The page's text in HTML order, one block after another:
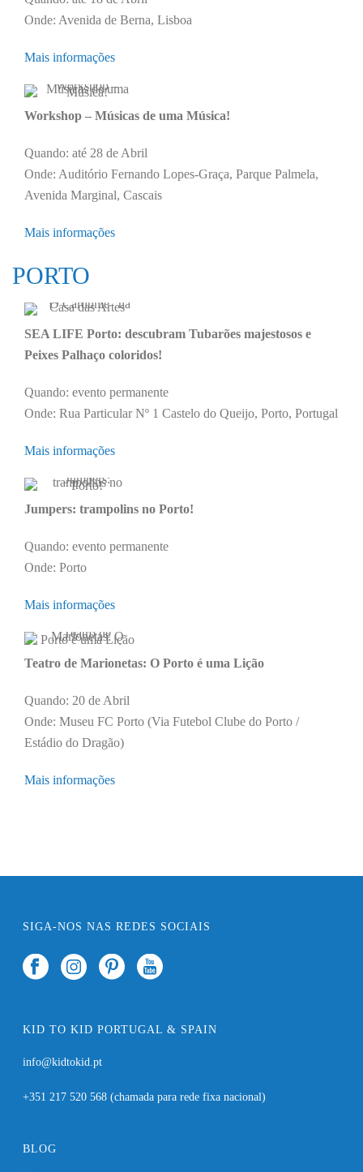
Onde: Avenida de Berna, Lisboa
Mais informações
Workshop – Músicas de uma Música!
Quando: até 28 de Abril
Onde: Auditório Fernando Lopes-Graça, Parque Palmela,
Avenida Marginal, Cascais
Mais informações
PORTO
SEA LIFE Porto: descubram Tubarões majestosos e
Peixes Palhaço coloridos!
Quando: evento permanente
Onde: Rua Particular Nº 1 Castelo do Queijo, Porto, Portugal
Mais informações
Jumpers: trampolins no Porto!
Quando: evento permanente
Onde: Porto
Mais informações
Teatro de Marionetas: O Porto é uma Lição
Quando: 20 de Abril
Onde: Museu FC Porto (Via Futebol Clube do Porto /
Estádio do Dragão)
Mais informações
SIGA-NOS NAS REDES SOCIAIS
KID TO KID PORTUGAL & SPAIN
info@kidtokid.pt
+351 217 520 568(chamada para rede fixa nacional)
BLOG